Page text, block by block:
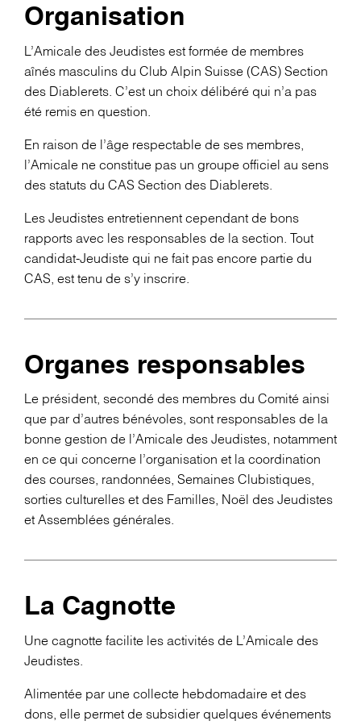
Organisation
L’Amicale des Jeudistes est formée de membres
aînés masculins du Club Alpin Suisse (CAS) Section
des Diablerets. C’est un choix délibéré qui n’a pas
été remis en question.
En raison de l’âge respectable de ses membres,
l’Amicale ne constitue pas un groupe officiel au sens
des statuts du CAS Section des Diablerets.
Les Jeudistes entretiennent cependant de bons
rapports avec les responsables de la section. Tout
candidat-Jeudiste qui ne fait pas encore partie du
CAS, est tenu de s’y inscrire.
Organes responsables
Le président, secondé des membres du Comité ainsi
que par d’autres bénévoles, sont responsables de la
bonne gestion de l’Amicale des Jeudistes, notamment
en ce qui concerne l’organisation et la coordination
des courses, randonnées, Semaines Clubistiques,
sorties culturelles et des Familles, Noël des Jeudistes
et Assemblées générales.
La Cagnotte
Une cagnotte facilite les activités de L’Amicale des
Jeudistes.
Alimentée par une collecte hebdomadaire et des
dons, elle permet de subsidier quelques événements